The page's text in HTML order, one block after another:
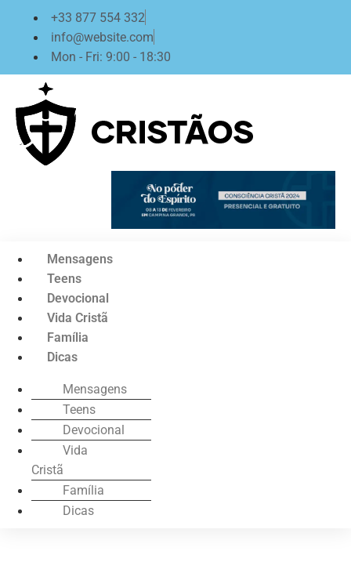
conteúdo
+33 877 554 332
info@website.com
Mon - Fri: 9:00 - 18:30
Mensagens
Teens
Devocional
Vida Cristã
Família
Dicas
Mensagens
Teens
Devocional
Vida
Cristã
Família
Dicas